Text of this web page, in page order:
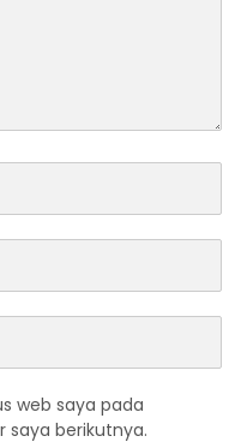
web saya pada
saya berikutnya.